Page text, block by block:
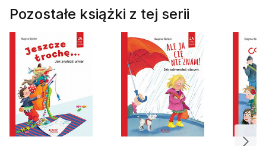
Pozostałe książki z tej serii